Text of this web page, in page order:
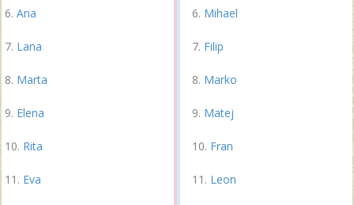
Ana
Lana
Marta
Elena
Rita
Eva
Mihael
Filip
Marko
Matej
Fran
Leon